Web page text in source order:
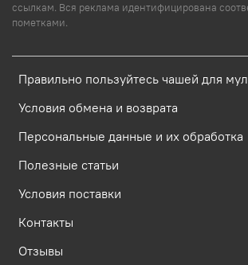
Правильно пользуйтесь чашей для
Условия обмена и возврата
Персональные данные и их обработка
Полезные статьи
Условия поставки
Контакты
Отзывы
ссылкам. Вся реклама идентифицирована
пометками.